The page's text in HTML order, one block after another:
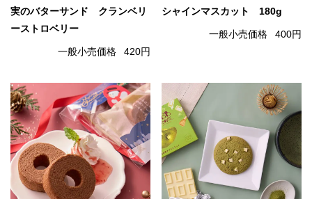
実のバターサンド クランベリ
ーストロベリー
一般小売価格 420円
シャインマスカット 180g
一般小売価格 400円